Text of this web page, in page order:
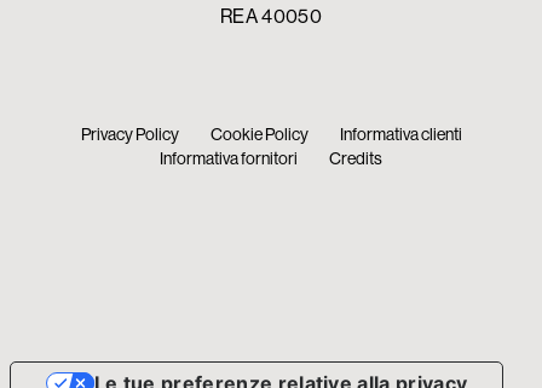
REA 40050
Privacy Policy Cookie Policy
Informativa clienti
Informativa fornitori
Credits
Le tue preferenze relative alla privacy